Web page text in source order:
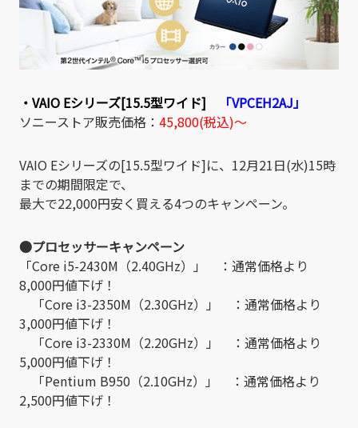
・VAIO Eシリーズ[15.5型ワイド] 「VPCEH2AJ」
ソニーストア販売価格： 45,800(税込)～
VAIO Eシリーズの[15.5型ワイド]に、12月21日(水)15時
までの期間限定で、
最大で22,000円安く買える4つのキャンペーン。
●プロセッサーキャンペーン
「Core i5-2430M（2.40GHz）」 ：通常価格より
8,000円値下げ！
「Core i3-2350M（2.30GHz）」 ：通常価格より
3,000円値下げ！
「Core i3-2330M（2.20GHz）」 ：通常価格より
5,000円値下げ！
「Pentium B950（2.10GHz）」 ：通常価格より
2,500円値下げ！